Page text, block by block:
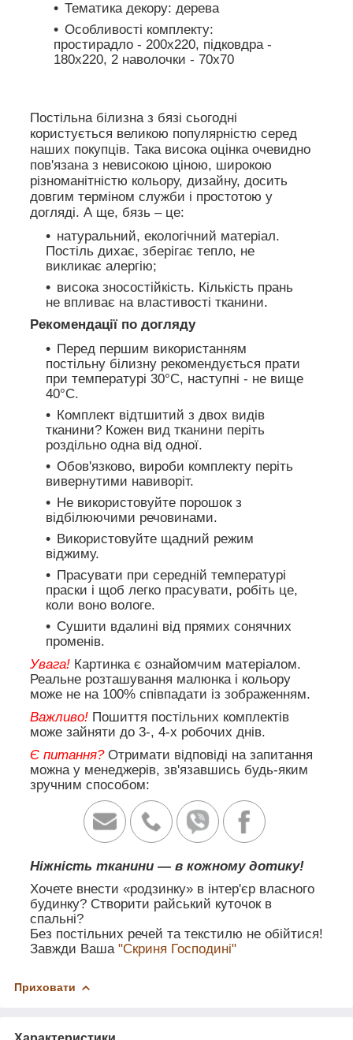
Тематика декору: дерева
Особливості комплекту:
простирадло - 200х220, підковдра -
180х220, 2 наволочки - 70х70
Постільна білизна з бязі сьогодні
користується великою популярністю серед
наших покупців. Така висока оцінка очевидно
пов'язана з невисокою ціною, широкою
різноманітністю кольору, дизайну, досить
довгим терміном служби і простотою у
догляді. А ще, бязь – це:
натуральний, екологічний матеріал.
Постіль дихає, зберігає тепло, не
викликає алергію;
висока зносостійкість. Кількість прань
не впливає на властивості тканини.
Рекомендації по догляду
Перед першим використанням
постільну білизну рекомендується прати
при температурі 30°C, наступні - не вище
40°C.
Комплект відтшитий з двох видів
тканини? Кожен вид тканини періть
роздільно одна від одної.
Обов'язково, вироби комплекту періть
вивернутими навиворіт.
Не використовуйте порошок з
відбілюючими речовинами.
Використовуйте щадний режим
віджиму.
Прасувати при середній температурі
праски і щоб легко прасувати, робіть це,
коли воно вологе.
Сушити вдалині від прямих сонячних
променів.
Увага! Картинка є ознайомчим матеріалом.
Реальне розташування малюнка і кольору
може не на 100% співпадати із зображенням.
Важливо! Пошиття постільних комплектів
може зайняти до 3-, 4-х робочих днів.
Є питання? Отримати відповіді на запитання
можна у менеджерів, зв'язавшись будь-яким
зручним способом:
Ніжність тканини — в кожному дотику!
Хочете внести «родзинку» в інтер'єр власного
будинку? Створити райський куточок в
спальні?
Без постільних речей та текстилю не обійтися!
Завжди Ваша "Скриня Господині"
Приховати